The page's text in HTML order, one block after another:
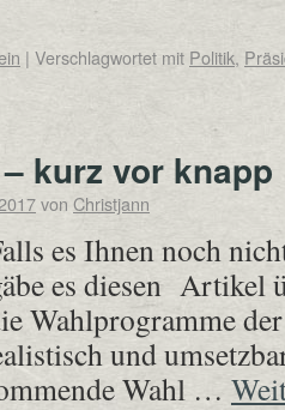
| Verschlagwortet mit Politik,
kurz vor knapp
von Christjann
es Ihnen noch
es diesen Artikel
Wahlprogramme
und
Wahl …